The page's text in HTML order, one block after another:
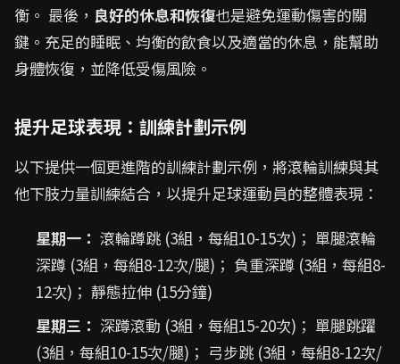
衡。 最後， 良好的休息和恢復也是避免運動傷害的關
鍵。充足的睡眠、均衡的飲食以及適當的休息，能幫助
身體恢復，並降低受傷風險。
提升足球表現：訓練計劃示例
以下提供一個更進階的訓練計劃示例，將滾輪訓練與其
他下肢力量訓練結合，以提升足球運動員的整體表現：
星期一： 滾輪蹲跳 (3組，每組10-15次)； 單腿滾輪
深蹲 (3組，每組8-12次/腿)； 負重深蹲 (3組，每組8-
12次)； 靜態拉伸 (15分鐘)
星期三： 深蹲滾動 (3組，每組15-20次)； 單腿跳躍
(3組，每組10-15次/腿)； 弓步跳 (3組，每組8-12次/